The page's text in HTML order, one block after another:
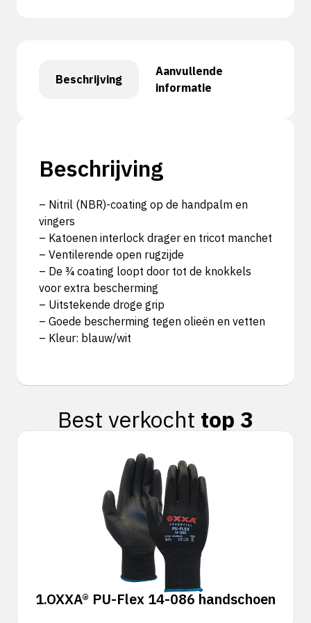
Beschrijving
Aanvullende
informatie
Beschrijving
– Nitril (NBR)-coating op de handpalm en
vingers
– Katoenen interlock drager en tricot manchet
– Ventilerende open rugzijde
– De ¾ coating loopt door tot de knokkels
voor extra bescherming
– Uitstekende droge grip
– Goede bescherming tegen olieën en vetten
– Kleur: blauw/wit
Best verkocht top 3
1.OXXA® PU-Flex 14-086 handschoen